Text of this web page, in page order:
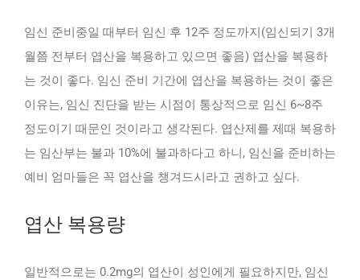
임신 준비중일 때부터 임신 후 12주 정도까지(임신되기 3개
월쯤 전부터 엽산을 복용하고 있으면 좋음) 엽산을 복용하
는 것이 좋다. 임신 준비 기간에 엽산을 복용하는 것이 좋은
이유는, 임신 진단을 받는 시점이 통상적으로 임신 6~8주
정도이기 때문인 것이라고 생각된다. 엽산제를 제때 복용하
는 임산부는 불과 10%에 불과하다고 하니, 임신을 준비하는
예비 엄마들은 꼭 엽산을 챙겨드시라고 권하고 싶다.
엽산 복용량
일반적으로는 0.2mg의 엽산이 성인에게 필요하지만, 임신